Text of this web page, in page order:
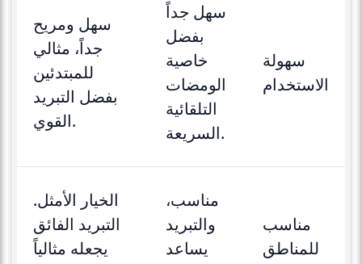
سهولة
الاستخدام
سهل جداً
بفضل
خاصية
الومضات
التلقائية
السريعة.
سهل ومريح
جداً، مثالي
للمبتدئين
بفضل التبريد
القوي.
مناسب
للمناطق
مناسب،
والتبريد
يساعد
الخيار الأمثل.
التبريد الفائق
يجعله مثالياً